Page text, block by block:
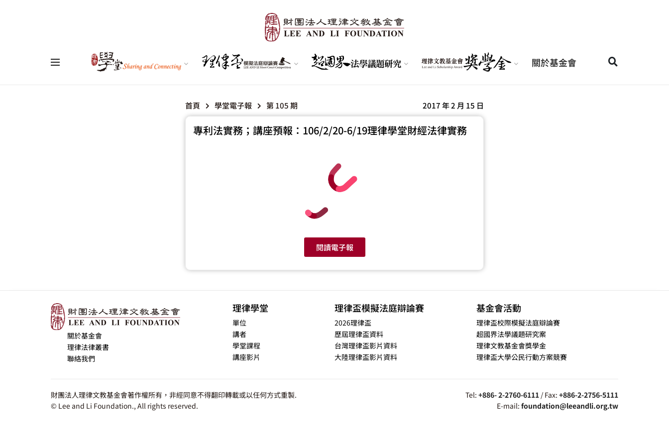
關於基金會
首頁 學堂電子報 第 105 期 2017 年 2 月 15 日
專利法實務；講座預報：106/2/20-6/19理律學堂財經法律實務
閱讀電子報
關於基金會
理律法律叢書
聯絡我們
理律學堂
單位
講者
學堂課程
講座影片
理律盃模擬法庭辯論賽
2026理律盃
歷屆理律盃資料
台灣理律盃影片資料
大陸理律盃影片資料
基金會活動
理律盃校際模擬法庭辯論賽
超國界法學議題研究案
理律文教基金會獎學金
理律盃大學公民行動方案競賽
財團法人理律文教基金會著作權所有，非經同意不得翻印轉載或以任何方式重製.
© Lee and Li Foundation., All rights reserved.
Tel: +886- 2-2760-6111 / Fax: +886-2-2756-5111
E-mail: foundation@leeandli.org.tw